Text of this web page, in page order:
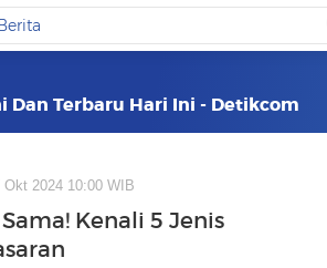
Dan Terbaru Hari Ini - Detikcom
Okt 2024 10:00 WIB
Kenali 5 Jenis